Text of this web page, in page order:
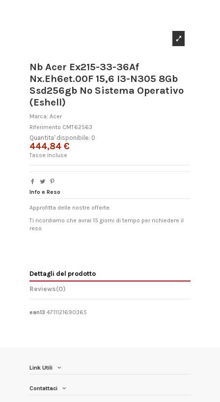
Nb Acer Ex215-33-36Af
Nx.Eh6et.00F 15,6 I3-N305 8Gb
Ssd256gb No Sistema Operativo
(Eshell)
Marca: Acer
Riferimento CMT62563
Quantita' disponibile: 0
444,84 €
Tasse incluse
Info e Reso
Approfitta delle nostre offerte.
Ti ricordiamo che avrai 15 giorni di tempo per richiedere il
reso
Dettagli del prodotto
Reviews(0)
ean13 4711121690365
Link Utili
Contattaci